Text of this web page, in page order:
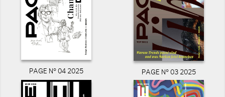
PAGE N° 04 2025 PAGE N° 03 2025